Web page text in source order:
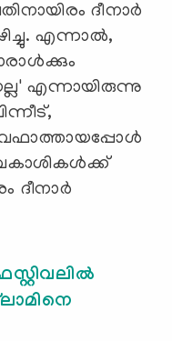
ദീനാര്‍
എന്നാല്‍,
എന്നായിരുന്നു
ദീനാര്‍